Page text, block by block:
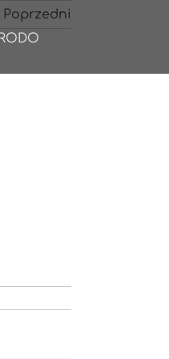
RODO
Poprzedni